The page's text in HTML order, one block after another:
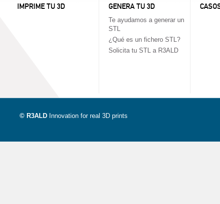
IMPRIME TU 3D GENERA TU 3D
Te ayudamos a generar un
STL
¿Qué es un fichero STL?
Solicita tu STL a R3ALD
© R3ALD Innovation for real 3D prints